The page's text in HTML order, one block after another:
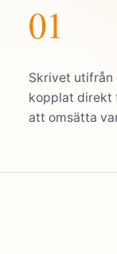
01
Skrivet utifrån
kopplat direkt
att omsätta